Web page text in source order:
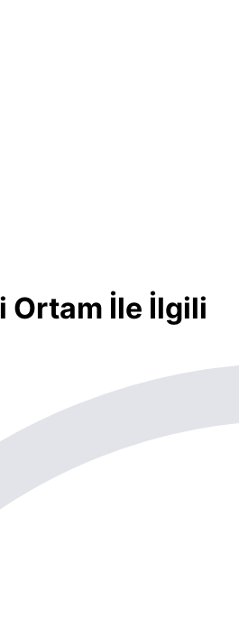
Ortam İle İlgili